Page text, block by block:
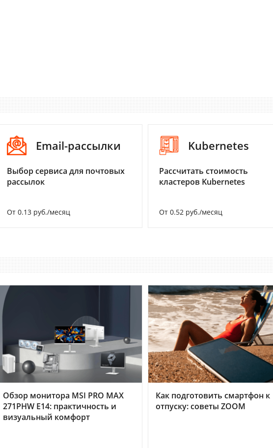
Email-рассылки
Выбор сервиса для почтовых
рассылок
От 0.13 руб./месяц
Kubernetes
Рассчитать стоимость
кластеров Kubernetes
От 0.52 руб./месяц
Обзор монитора MSI PRO MAX
271PHW E14: практичность и
визуальный комфорт
Как подготовить смартфон к
отпуску: советы ZOOM